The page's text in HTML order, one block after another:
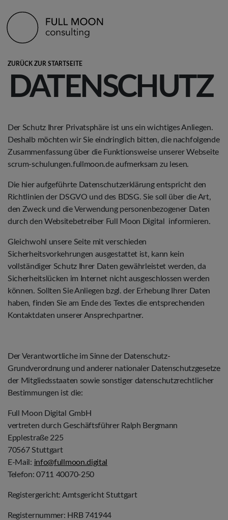
ZURÜCK ZUR STARTSEITE
DATENSCHUTZ
Der Schutz Ihrer Privatsphäre ist uns ein wichtiges Anliegen.
Deshalb möchten wir Sie eindringlich bitten, die nachfolgende
Zusammenfassung über die Funktionsweise unserer Webseite
scrum-schulungen.fullmoon.de aufmerksam zu lesen.
Die hier aufgeführte Datenschutzerklärung entspricht den
Richtlinien der DSGVO und des BDSG. Sie soll über die Art,
den Zweck und die Verwendung personenbezogener Daten
durch den Websitebetreiber Full Moon Digital informieren.
Gleichwohl unsere Seite mit verschieden
Sicherheitsvorkehrungen ausgestattet ist, kann kein
vollständiger Schutz Ihrer Daten gewährleistet werden, da
Sicherheitslücken im Internet nicht ausgeschlossen werden
können. Sollten Sie Anliegen bzgl. der Erhebung Ihrer Daten
haben, finden Sie am Ende des Textes die entsprechenden
Kontaktdaten unserer Ansprechpartner.
Der Verantwortliche im Sinne der Datenschutz-
Grundverordnung und anderer nationaler Datenschutzgesetze
der Mitgliedsstaaten sowie sonstiger datenschutzrechtlicher
Bestimmungen ist die:
Full Moon Digital GmbH
vertreten durch Geschäftsführer Ralph Bergmann
Epplestraße 225
70567 Stuttgart
E-Mail: info@fullmoon.digital
Telefon: 0711 40070-250
Registergericht: Amtsgericht Stuttgart
Registernummer: HRB 741944